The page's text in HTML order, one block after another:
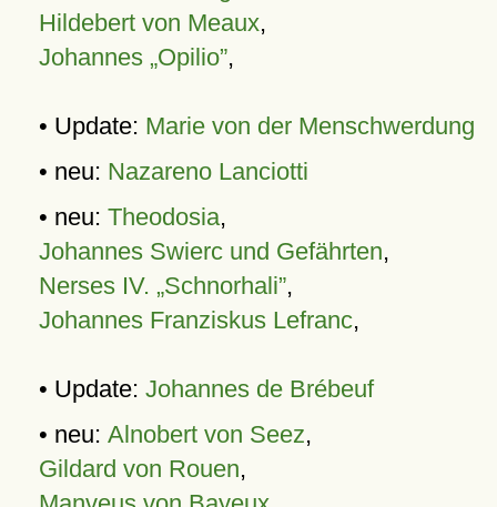
Hildebert von Meaux,
Johannes „Opilio”,
• Update: Marie von der Menschwerdung
• neu: Nazareno Lanciotti
• neu: Theodosia,
Johannes Swierc und Gefährten,
Nerses IV. „Schnorhali”,
Johannes Franziskus Lefranc,
• Update: Johannes de Brébeuf
• neu: Alnobert von Seez,
Gildard von Rouen,